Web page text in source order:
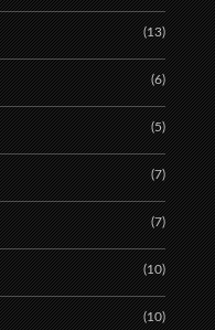
(13)
(6)
(5)
(7)
(7)
(10)
(10)